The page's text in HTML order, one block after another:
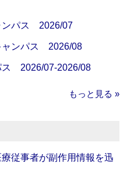
ンパス 2026/07
ャンパス 2026/08
2026/07-2026/08
もっと見る »
従事者が副作用情報を迅